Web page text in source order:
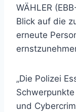
WÄHLER
Blick auf die
erneute
„Die Polizei
und